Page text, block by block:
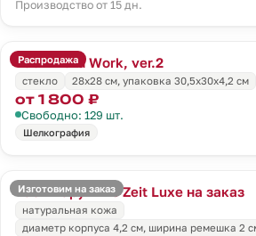
Производство от 15 дн.
Распродажа
Часы Hard Work, ver.2
стекло
28х28 см, упаковка 30,5х30х4,2 см
от 1 800 ₽
Свободно: 129 шт.
Шелкография
Изготовим на заказ
Часы наручные Zeit Luxe на заказ
натуральная кожа
диаметр корпуса 4,2 см, ширина ремешка 2